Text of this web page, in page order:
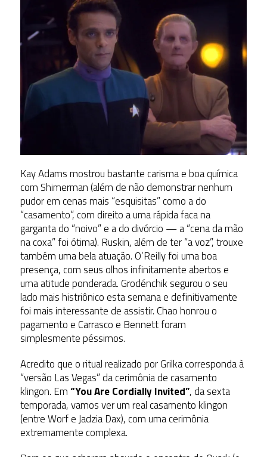
Kay Adams mostrou bastante carisma e boa química
com Shimerman (além de não demonstrar nenhum
pudor em cenas mais “esquisitas” como a do
“casamento”, com direito a uma rápida faca na
garganta do “noivo” e a do divórcio — a “cena da mão
na coxa” foi ótima). Ruskin, além de ter “a voz”, trouxe
também uma bela atuação. O’Reilly foi uma boa
presença, com seus olhos infinitamente abertos e
uma atitude ponderada. Grodénchik segurou o seu
lado mais histriônico esta semana e definitivamente
foi mais interessante de assistir. Chao honrou o
pagamento e Carrasco e Bennett foram
simplesmente péssimos.
Acredito que o ritual realizado por Grilka corresponda à
“versão Las Vegas” da cerimônia de casamento
klingon. Em“You Are Cordially Invited”, da sexta
temporada, vamos ver um real casamento klingon
(entre Worf e Jadzia Dax), com uma cerimônia
extremamente complexa.